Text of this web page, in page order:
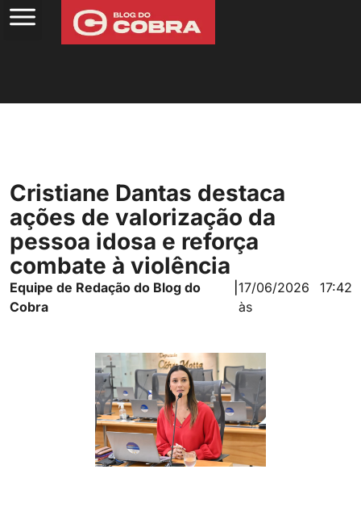
Cristiane Dantas destaca
ações de valorização da
pessoa idosa e reforça
combate à violência
Equipe de Redação do Blog do
Cobra
|17/06/2026
às
17:42